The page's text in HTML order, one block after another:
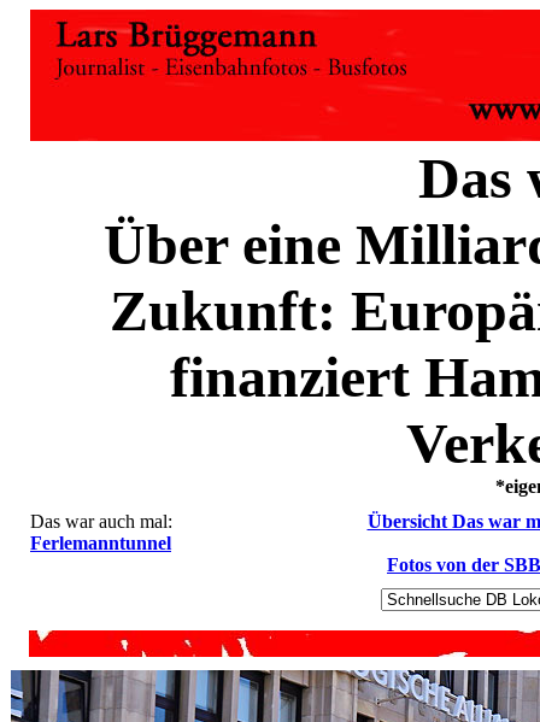
Das
Über eine
Zukunft:
finanziert
Das war auch mal:
Ferlemanntunnel
Übersicht Das war
Fotos von der SBB